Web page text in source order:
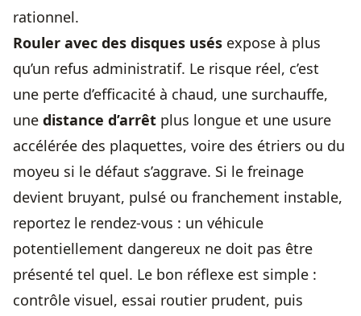
rationnel.
Rouler avec des disques usés expose à plus
qu’un refus administratif. Le risque réel, c’est
une perte d’efficacité à chaud, une surchauffe,
une distance d’arrêt plus longue et une usure
accélérée des plaquettes, voire des étriers ou du
moyeu si le défaut s’aggrave. Si le freinage
devient bruyant, pulsé ou franchement instable,
reportez le rendez-vous : un véhicule
potentiellement dangereux ne doit pas être
présenté tel quel. Le bon réflexe est simple :
contrôle visuel, essai routier prudent, puis